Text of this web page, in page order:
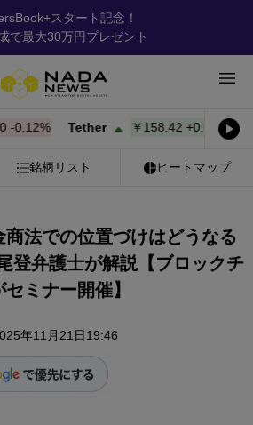
スタート記念！
で最大30万円プレゼント
Tether ￥158.42+0.03% BNB
銘柄リスト ヒートマップ
商法での位置づけはどうなる
登弁護士が解説【ブロックチ
ミナー開催】
年11月21日19:46